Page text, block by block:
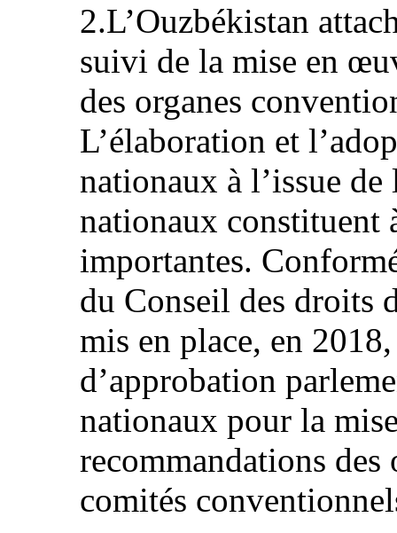
2.L’Ouzbékistan
suivi de la mise en
des organes
L’élaboration et
nationaux à l’issue de
nationaux constituent
importantes.
du Conseil des droits
mis en place, en
d’approbation
nationaux pour la
recommandations des
comités